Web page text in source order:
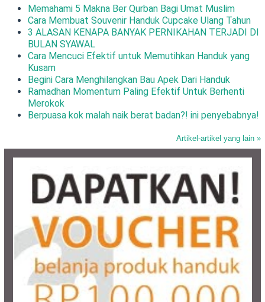
Memahami 5 Makna Ber Qurban Bagi Umat Muslim
Cara Membuat Souvenir Handuk Cupcake Ulang Tahun
3 ALASAN KENAPA BANYAK PERNIKAHAN TERJADI DI
BULAN SYAWAL
Cara Mencuci Efektif untuk Memutihkan Handuk yang
Kusam
Begini Cara Menghilangkan Bau Apek Dari Handuk
Ramadhan Momentum Paling Efektif Untuk Berhenti
Merokok
Berpuasa kok malah naik berat badan?! ini penyebabnya!
Artikel-artikel yang lain »